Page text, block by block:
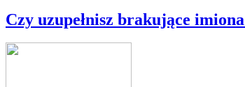
Czy uzupełnisz brakujące